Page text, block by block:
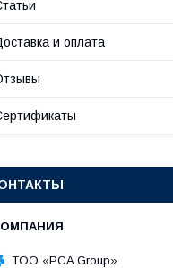
и оплата
TOO «PCA Group»